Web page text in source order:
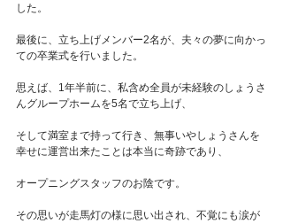
した。
最後に、立ち上げメンバー2名が、夫々の夢に向かっ
ての卒業式を行いました。
思えば、1年半前に、私含め全員が未経験のしょうさ
んグループホームを5名で立ち上げ、
そして満室まで持って行き、無事いやしょうさんを
幸せに運営出来たことは本当に奇跡であり、
オープニングスタッフのお陰です。
その思いが走馬灯の様に思い出され、不覚にも涙が